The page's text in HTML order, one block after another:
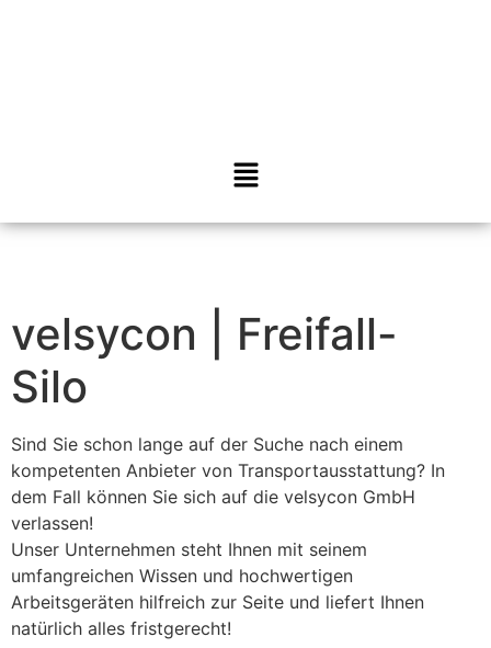
velsycon | Freifall-
Silo
Sind Sie schon lange auf der Suche nach einem
kompetenten Anbieter von Transportausstattung? In
dem Fall können Sie sich auf die velsycon GmbH
verlassen!
Unser Unternehmen steht Ihnen mit seinem
umfangreichen Wissen und hochwertigen
Arbeitsgeräten hilfreich zur Seite und liefert Ihnen
natürlich alles fristgerecht!